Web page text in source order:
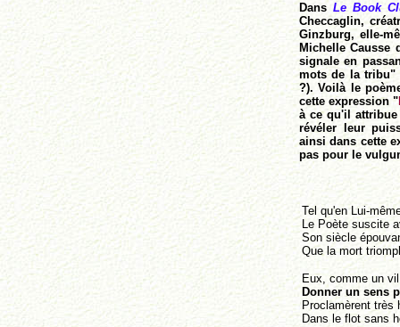
Dans Le Book
Checcaglin,
Ginzburg, elle-
Michelle Causse
signale en
mots de la tribu"
?). Voilà le
cette expression "
à ce qu'il
révéler leur
ainsi dans cette
pas pour le
Tel qu'en Lui-
Le Poète suscite
Son siècle
Que la mort
Eux, comme un
Donner un sens
Proclamèrent très
Dans le flot sans